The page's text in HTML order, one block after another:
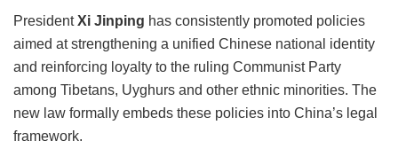
PresidentXi Jinping has consistently promoted policies
aimed at strengthening a unified Chinese national identity
and reinforcing loyalty to the ruling Communist Party
among Tibetans, Uyghurs and other ethnic minorities. The
new law formally embeds these policies into China’s legal
framework.